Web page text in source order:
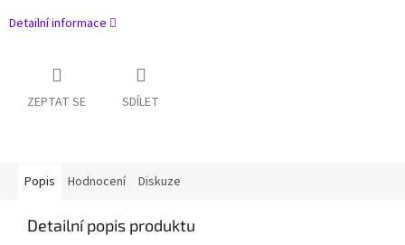
Detailní informace
ZEPTAT SE SDÍLET
Popis Hodnocení Diskuze
Detailní popis produktu